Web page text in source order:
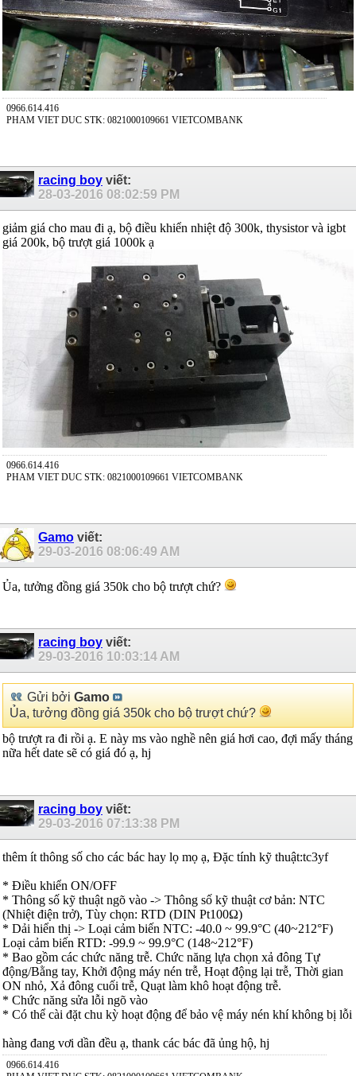
0966.614.416
PHAM VIET DUC STK: 0821000109661 VIETCOMBANK
racing boy viết:
28-03-2016 08:02:59 PM
giảm giá cho mau đi ạ, bộ điều khiển nhiệt độ 300k, thysistor và igbt
giá 200k, bộ trượt giá 1000k ạ
0966.614.416
PHAM VIET DUC STK: 0821000109661 VIETCOMBANK
Gamo viết:
29-03-2016 08:06:49 AM
Ủa, tưởng đồng giá 350k cho bộ trượt chứ?
racing boy viết:
29-03-2016 10:03:14 AM
Gửi bởi Gamo
Ủa, tưởng đồng giá 350k cho bộ trượt chứ?
bộ trượt ra đi rồi ạ. E này ms vào nghề nên giá hơi cao, đợi mấy tháng
nữa hết date sẽ có giá đó ạ, hj
racing boy viết:
29-03-2016 07:13:38 PM
thêm ít thông số cho các bác hay lọ mọ ạ, Đặc tính kỹ thuật:tc3yf
* Điều khiển ON/OFF
* Thông số kỹ thuật ngõ vào -> Thông số kỹ thuật cơ bản: NTC
(Nhiệt điện trở), Tùy chọn: RTD (DIN Pt100Ω)
* Dải hiển thị -> Loại cảm biến NTC: -40.0 ~ 99.9°C (40~212°F)
Loại cảm biến RTD: -99.9 ~ 99.9°C (148~212°F)
* Bao gồm các chức năng trễ. Chức năng lựa chọn xả đông Tự
động/Bằng tay, Khởi động máy nén trễ, Hoạt động lại trễ, Thời gian
ON nhỏ, Xả đông cuối trễ, Quạt làm khô hoạt động trễ.
* Chức năng sửa lỗi ngõ vào
* Có thể cài đặt chu kỳ hoạt động để bảo vệ máy nén khí không bị lỗi
hàng đang vơi dần đều ạ, thank các bác đã ủng hộ, hj
0966.614.416